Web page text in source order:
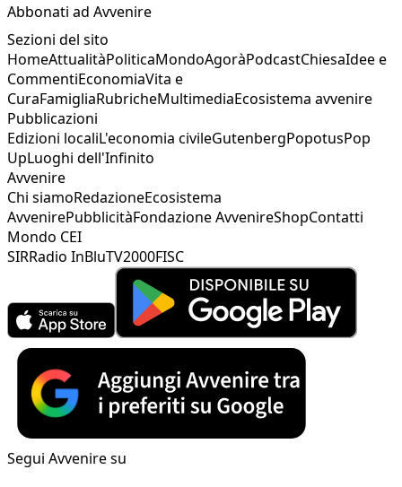
Abbonati ad Avvenire
Sezioni del sito
HomeAttualitàPoliticaMondoAgoràPodcastChiesaIdee e
CommentiEconomiaVita e
CuraFamigliaRubricheMultimediaEcosistema avvenire
Pubblicazioni
Edizioni localiL'economia civileGutenbergPopotusPop
UpLuoghi dell'Infinito
Avvenire
Chi siamoRedazioneEcosistema
AvvenirePubblicitàFondazione AvvenireShopContatti
Mondo CEI
SIRRadio InBluTV2000FISC
Segui Avvenire su